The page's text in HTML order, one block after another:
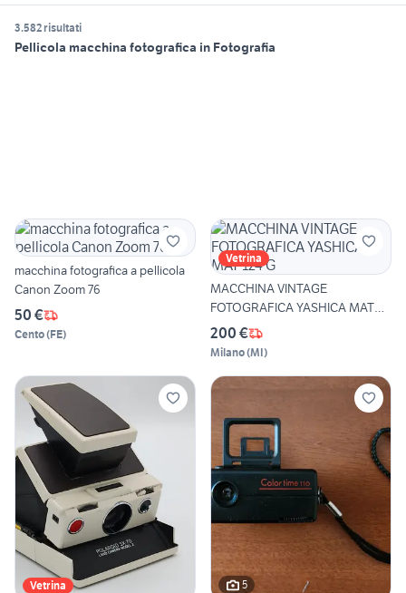
3.582 risultati
Pellicola macchina fotografica in Fotografia
macchina fotografica a pellicola
Canon Zoom 76
50 €
Cento(FE)
Vetrina
MACCHINA VINTAGE
FOTOGRAFICA YASHICA MAT
124 G
200 €
Milano(MI)
Vetrina 5